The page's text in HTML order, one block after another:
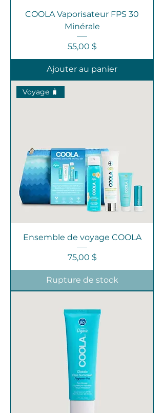
COOLA Vaporisateur FPS 30
Minérale
Prix
55,00 $
Ajouter au panier
Voyage 🧳
Ensemble de voyage COOLA
Prix
75,00 $
Rupture de stock